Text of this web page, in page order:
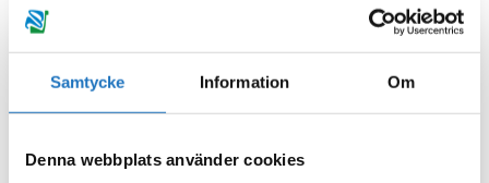
Samtycke Information Om
Denna webbplats använder cookies
Material och rester som uppstår vid bygg-, ombyggnads- och
rivningsarbete.
Elavfall
återvinningscentralerna i Flen, Katrineholm och Vingåker.